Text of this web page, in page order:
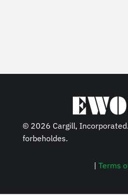
© 2026 Cargill,
forbeholdes.
| Terms